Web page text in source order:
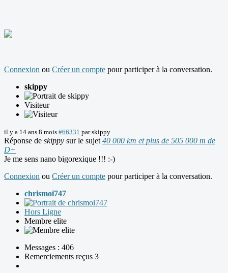
Connexion ou Créer un compte pour participer à la conversation.
skippy
Visiteur
il y a 14 ans 8 mois #66331 parskippy
Réponse de skippy sur le sujet 40 000 km et plus de 505 000 m de
D+
Je me sens nano bigorexique !!! :-)
Connexion ou Créer un compte pour participer à la conversation.
chrismoi747
Hors Ligne
Membre elite
Messages : 406
Remerciements reçus 3